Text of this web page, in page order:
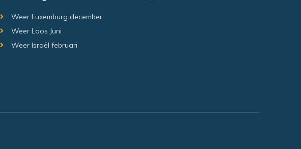
Weer Luxemburg december
Weer Laos Juni
Weer Israël februari